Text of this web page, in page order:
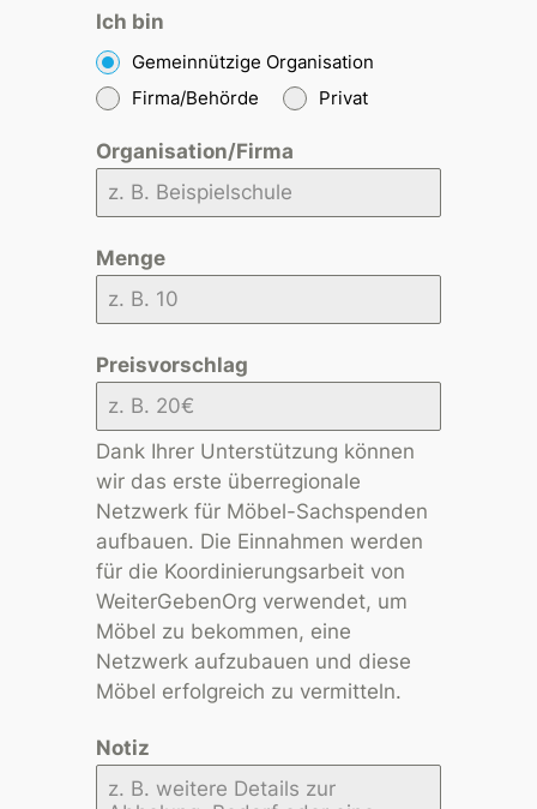
Ich bin
Gemeinnützige Organisation
Firma/Behörde
Privat
Organisation/Firma
Menge
Preisvorschlag
Dank Ihrer Unterstützung können
wir das erste überregionale
Netzwerk für Möbel-Sachspenden
aufbauen. Die Einnahmen werden
für die Koordinierungsarbeit von
WeiterGebenOrg verwendet, um
Möbel zu bekommen, eine
Netzwerk aufzubauen und diese
Möbel erfolgreich zu vermitteln.
Notiz